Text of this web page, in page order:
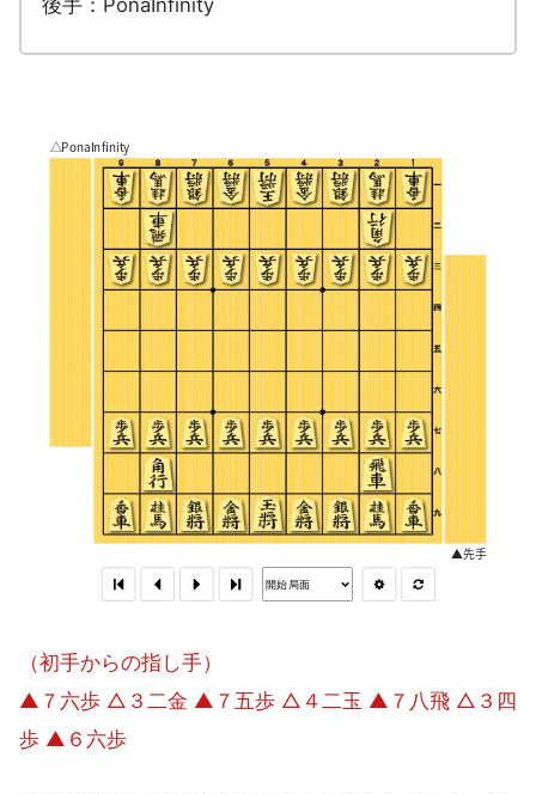
（初手からの指し手）
▲７六歩 △３二金 ▲７五歩 △４二玉 ▲７八飛 △３四
歩 ▲６六歩